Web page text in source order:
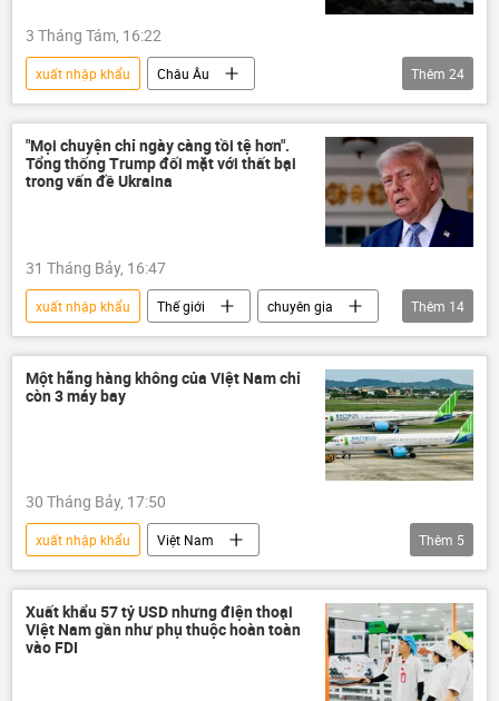
3 Tháng Tám, 16:22
xuất nhập khẩu
Châu Âu
eo biển Hormuz
EU
Iran
Xung đột Mỹ-Iran
xung đột quân sự
xung đột
Hoa Kỳ
sản phẩm
Nhật Bản
Nga
Thổ Nhĩ Kỳ
Ai Cập
Pakistan
biển Caspian
giá dầu
Ấn Độ
Chính phủ
Công nghiệp Châu Á
Thêm 24
"Mọi chuyện chỉ ngày càng tồi tệ hơn".
Tổng thống Trump đối mặt với thất bại
trong vấn đề Ukraina
31 Tháng Bảy, 16:47
xuất nhập khẩu Thế giới
chuyên gia
Quan điểm-Ý kiến
Chính trị
Donald Trump
Hoa Kỳ
NASA
chiến tranh
Nhà Trắng
Lầu Năm Góc
Thêm 14
Một hãng hàng không của Việt Nam chỉ
còn 3 máy bay
30 Tháng Bảy, 17:50
xuất nhập khẩu
Việt Nam
Hàng Không Việt Nam
hãng hàng không
Kinh tế
Chính trị sản xuất
Thêm 5
Xuất khẩu 57 tỷ USD nhưng điện thoại
Việt Nam gần như phụ thuộc hoàn toàn
vào FDI